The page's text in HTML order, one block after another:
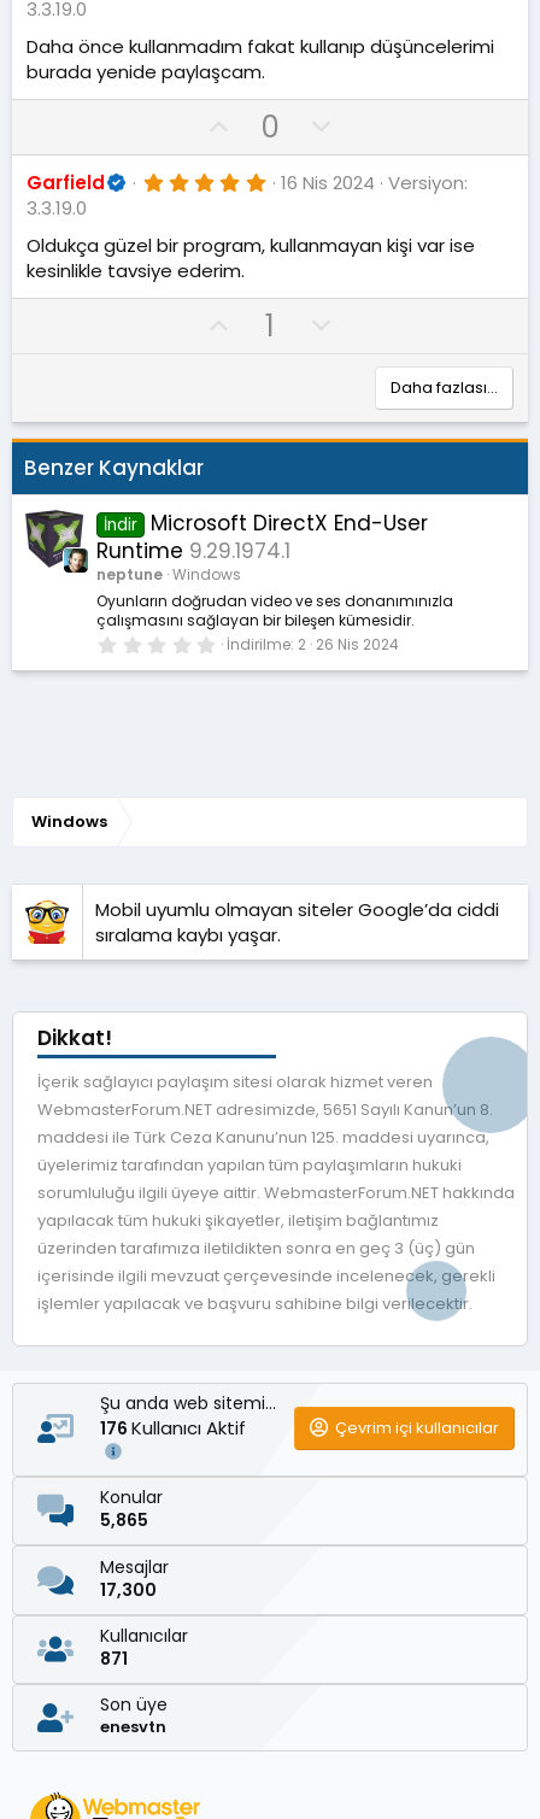
v
o
t
0
y
3.3.19.0
Daha önce kullanmadım fakat kullanıp düşüncelerimi
burada yenide paylaşcam.
y
l
0
o
w
v
o
t
Garfield 5
0
y
d
z
16 Nis 2024 Versiyon:
3.3.19.0
Oldukça güzel bir program, kullanmayan kişi var ise
kesinlikle tavsiye ederim.
1
v
t
e
Daha fazlası…
Benzer Kaynaklar
İndir
Microsoft DirectX End-User
Runtime 9.29.1974.1
neptune Windows
Oyunların doğrudan video ve ses donanımınızla
çalışmasını sağlayan bir bileşen kümesidir.
0
0
İndirilme 2 26 Nis 2024
Windows
Mobil uyumlu olmayan siteler Google’da ciddi
sıralama kaybı yaşar.
Dikkat!
İçerik sağlayıcı paylaşım sitesi olarak hizmet veren
WebmasterForum.NET adresimizde, 5651 Sayılı Kanun’un 8.
maddesi ile Türk Ceza Kanunu’nun 125. maddesi uyarınca,
üyelerimiz tarafından yapılan tüm paylaşımların hukuki
sorumluluğu ilgili üyeye aittir. WebmasterForum.NET hakkında
yapılacak tüm hukuki şikayetler, iletişim bağlantımız
üzerinden tarafımıza iletildikten sonra en geç 3 (üç) gün
içerisinde ilgili mevzuat çerçevesinde incelenecek, gerekli
işlemler yapılacak ve başvuru sahibine bilgi verilecektir.
Şu anda web sitemizde
176 Kullanıcı Aktif Çevrim içi kullanıcılar
Konular
5,865
Mesajlar
17,300
Kullanıcılar
871
Son üye
enesvtn